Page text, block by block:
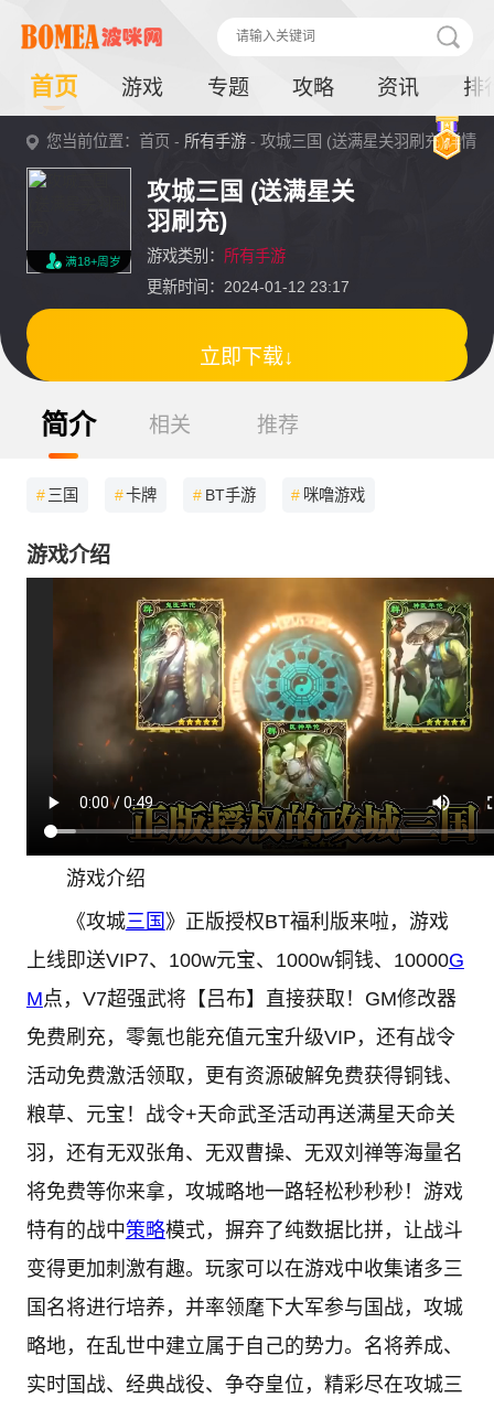
首页 游戏 专题 攻略 资讯 排
您当前位置：首页 - 所有手游 - 攻城三国 (送满星关羽刷充)详情
满18+周岁
攻城三国 (送满星关
羽刷充)
游戏类别： 所有手游
更新时间：2024-01-12 23:17
立即下载↓
简介 相关 推荐
#三国 #卡牌 # BT手游 # 咪噜游戏
游戏介绍
游戏介绍
《攻城三国 》正版授权BT福利版来啦，游戏
上线即送VIP7、100w元宝、1000w铜钱、10000G
M点，V7超强武将【吕布】直接获取！GM修改器
免费刷充，零氪也能充值元宝升级VIP，还有战令
活动免费激活领取，更有资源破解免费获得铜钱、
粮草、元宝！战令+天命武圣活动再送满星天命关
羽，还有无双张角、无双曹操、无双刘禅等海量名
将免费等你来拿，攻城略地一路轻松秒秒秒！游戏
特有的战中策略模式，摒弃了纯数据比拼，让战斗
变得更加刺激有趣。玩家可以在游戏中收集诸多三
国名将进行培养，并率领麾下大军参与国战，攻城
略地，在乱世中建立属于自己的势力。名将养成、
实时国战、经典战役、争夺皇位，精彩尽在攻城三